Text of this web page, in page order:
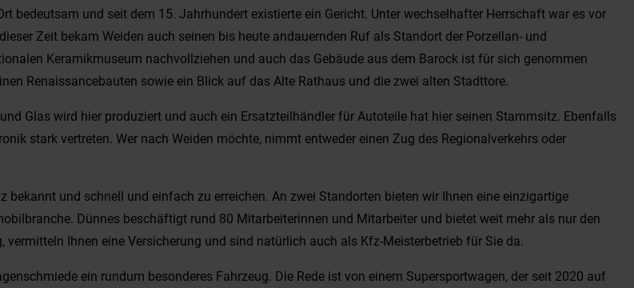
bedeutsam und seit dem 15. Jahrhundert existierte ein Gericht. Unter wechselhafter Herrschaft war es vor
Zeit bekam Weiden auch seinen bis heute andauernden Ruf als Standort der Porzellan- und
Keramikmuseum nachvollziehen und auch das Gebäude aus dem Barock ist für sich genommen
Renaissancebauten sowie ein Blick auf das Alte Rathaus und die zwei alten Stadttore.
Glas wird hier produziert und auch ein Ersatzteilhändler für Autoteile hat hier seinen Stammsitz. Ebenfalls
stark vertreten. Wer nach Weiden möchte, nimmt entweder einen Zug des Regionalverkehrs oder
und schnell und einfach zu erreichen. An zwei Standorten bieten wir Ihnen eine einzigartige
Dünnes beschäftigt rund 80 Mitarbeiterinnen und Mitarbeiter und bietet weit mehr als nur den
Ihnen eine Versicherung und sind natürlich auch als Kfz-Meisterbetrieb für Sie da.
ein rundum besonderes Fahrzeug. Die Rede ist von einem Supersportwagen, der seit 2020 auf